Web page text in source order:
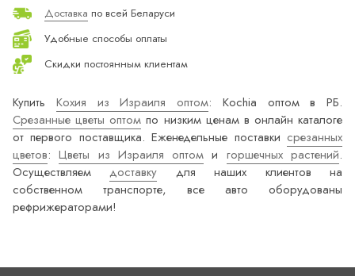
Доставка по всей Беларуси
Удобные способы оплаты
Скидки постоянным клиентам
Купить Кохия из Израиля оптом: Kochia оптом в РБ.
Срезанные цветы оптом по низким ценам в онлайн каталоге
от первого поставщика. Еженедельные поставки срезанных
цветов:Цветы из Израиля оптом и горшечных растений.
Осуществляемдоставку для наших клиентов на
собственном транспорте, все авто оборудованы
рефрижераторами!